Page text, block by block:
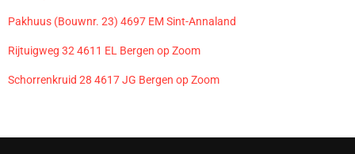
Pakhuus (Bouwnr. 23) 4697 EM Sint-Annaland
Rijtuigweg 32 4611 EL Bergen op Zoom
Schorrenkruid 28 4617 JG Bergen op Zoom